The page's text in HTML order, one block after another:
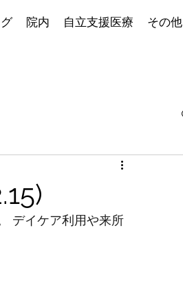
院内 自立支援医療 その他
デイケア利用や来所